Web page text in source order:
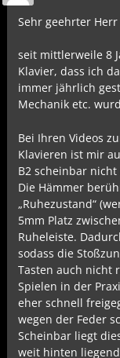
Sehr geehrter Herr
seit mittlerweile 8
Klavier, dass ich
immer jährlich
Mechanik etc.
Bei Ihren Videos
Klavieren ist mir
B2 scheinbar
Die Hämmer
„Ruhezustand“
5mm Platz
Ruheleiste.
sodass die
Tasten auch nicht
Spielen in der
eher schnell
wegen der Feder
Scheinbar liegt
weit hinten